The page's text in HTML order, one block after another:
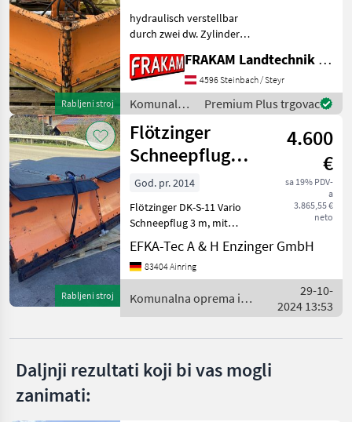
Flötzinger
Hauer
Hydrac
Kahlbacher
Pronar
Prikaži
sve
(51)
MODEL
Schneepflug
MARKETPLACE
Rabljeni stroj
hydraulisch verstellbar
durch zwei dw. Zylinder
jeweils ca. 30° Stützräder 2
Stk. Federklappen (als
Auffahrsicherung)
Pendelausg
FRAKAM Landtechnik GmbH
4596 Steinbach / Steyr
Komunalna
oprema i
vozila /
Flötzinger
Premium Plus trgovac
Rabljeni stroj
Flötzinger
Schneepflug
Vario 3m
4.600
€
sa 19% PDV-
a
3.865,55 €
neto
God. pr. 2014
Flötzinger DK-S-11 Vario
Schneepflug 3 m, mit
Stützräder und
Federklappen Komunalna
oprema i vozila Zimska
EFKA-Tec A & H Enzinger GmbH
83404 Ainring
Komunalna oprema i
vozila / Flötzinger
29-10-
2024 13:53
Daljnji rezultati koji bi vas mogli
zanimati: